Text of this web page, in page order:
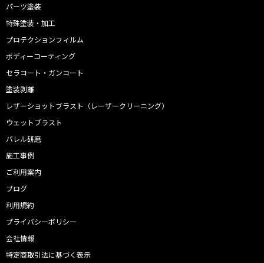
パーツ塗装
特殊塗装・加工
プロテクションフィルム
ボディーコーティング
セラコート・ガンコート
塗装剥離
レザーショットブラスト（レーザークリーニング）
ウェットブラスト
バレル研磨
施工事例
ご利用案内
ブログ
利用規約
プライバシーポリシー
会社情報
特定商取引法に基づく表示